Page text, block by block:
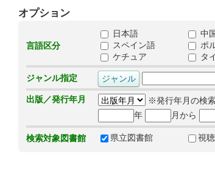
オプション
言語区分
日本語 中
スペイン語
ポ
ケチュア
タ
ジャンル指定
出版／発行年月
※発行年月の検
年
月から
検索対象図書館 県立図書館 視